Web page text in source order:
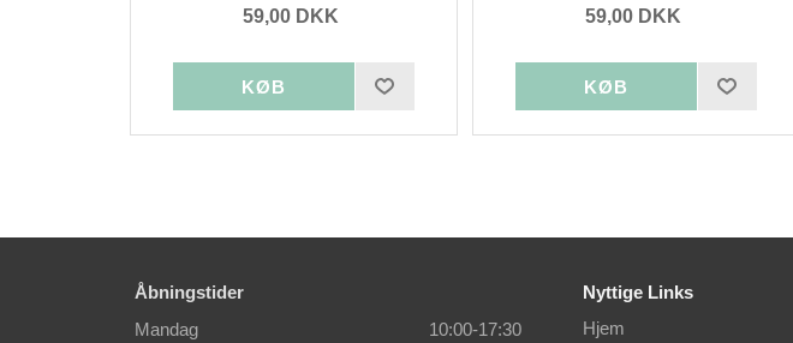
59,00 DKK 59,00 DKK
Åbningstider
Mandag
10:00-17:30
Nyttige Links
Hjem